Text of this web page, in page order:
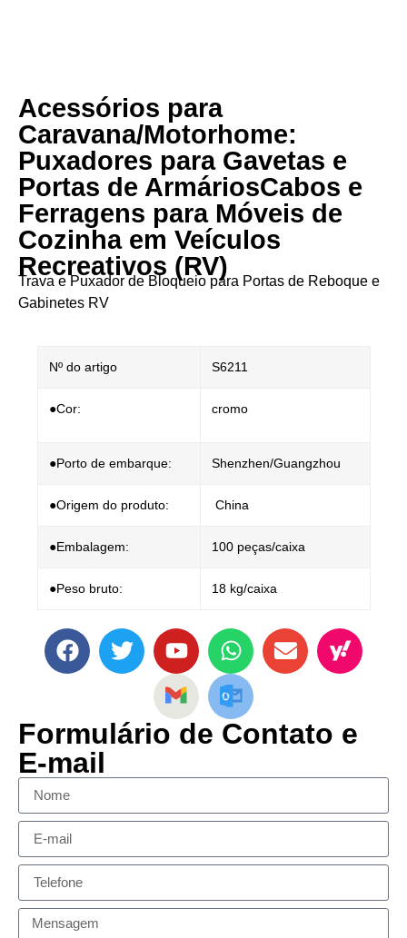
​Acessórios para
Caravana/Motorhome:
Puxadores para Gavetas e
Portas de Armários​​ ​​Cabos e
Ferragens para Móveis de
Cozinha em Veículos
Recreativos (RV)​
​​Trava e Puxador de Bloqueio para Portas de Reboque e
Gabinetes RV​
Nº do artigo S6211
●Cor: cromo
●Porto de embarque: Shenzhen/Guangzhou
●Origem do produto: China
●Embalagem: 100 peças/caixa
●Peso bruto: 18 kg/caixa
Formulário de Contato e
E-mail